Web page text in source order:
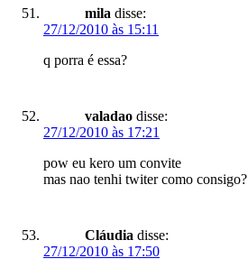
mila disse:
27/12/2010 às 15:11
q porra é essa?
valadao disse:
27/12/2010 às 17:21
pow eu kero um convite
mas nao tenhi twiter como consigo?
Cláudia disse:
27/12/2010 às 17:50